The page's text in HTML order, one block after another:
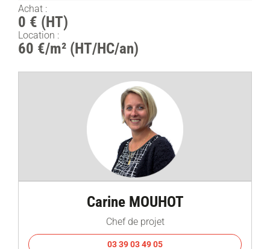
Achat :
0 € (HT)
Location :
60 €/m² (HT/HC/an)
Carine MOUHOT
Chef de projet
03 39 03 49 05